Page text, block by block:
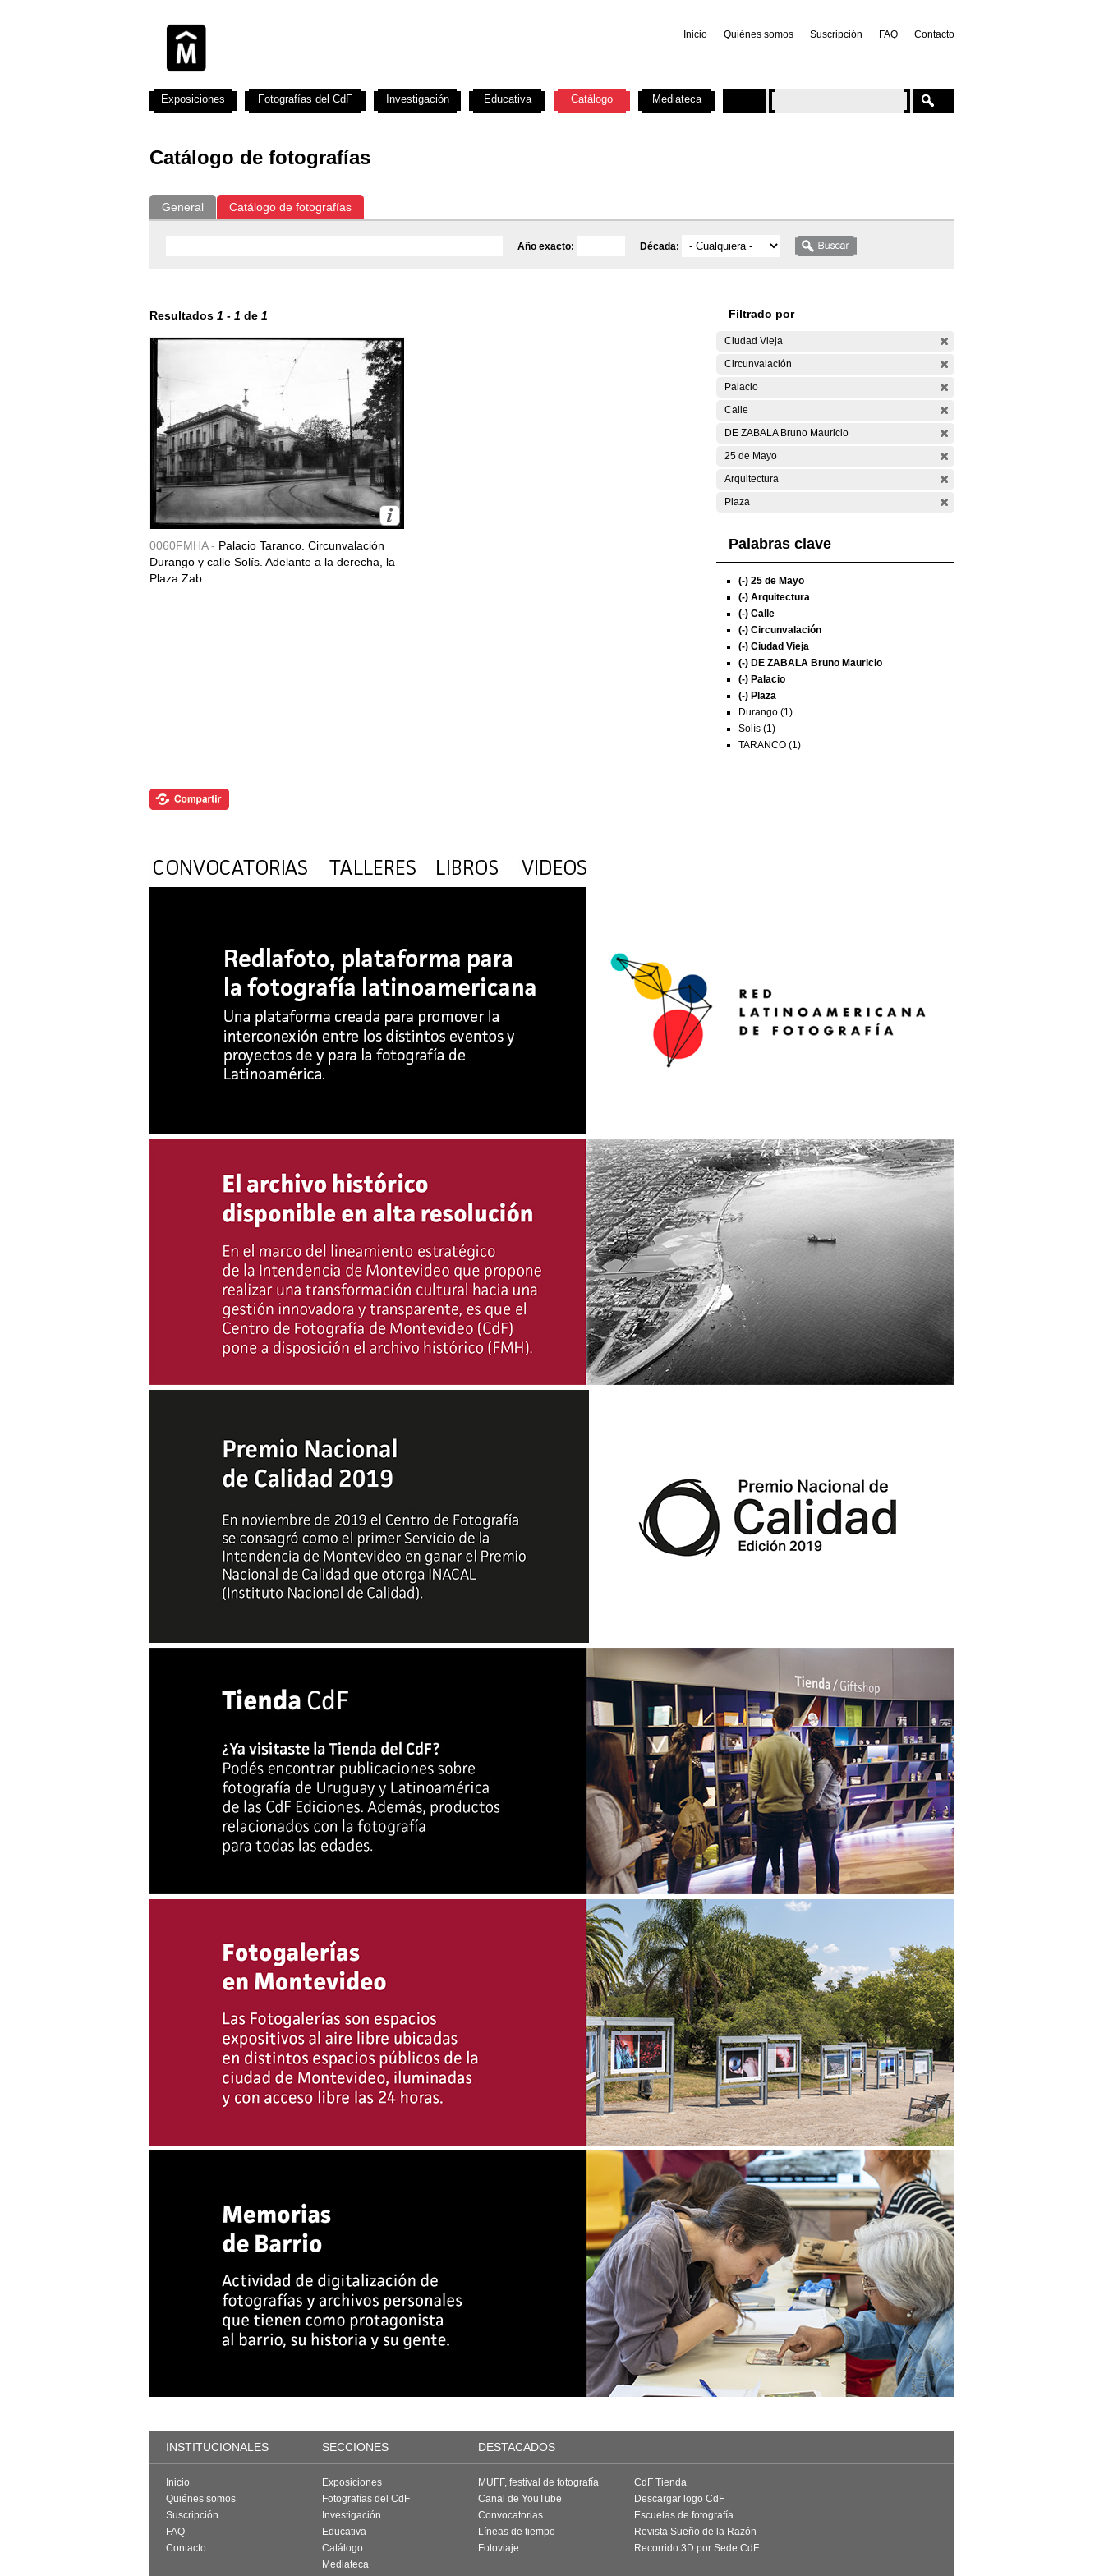
Inicio Quiénes somos Suscripción FAQ Contacto
Catálogo de fotografías
General Catálogo de fotografías
Año exacto: Década:
Resultados 1 - 1 de 1
0060FMHA - Palacio Taranco. Circunvalación
Durango y calle Solís. Adelante a la derecha, la
Plaza Zab...
Filtrado por
Ciudad Vieja
Circunvalación
Palacio
Calle
DE ZABALA Bruno Mauricio
25 de Mayo
Arquitectura
Plaza
Palabras clave
(-) 25 de Mayo
(-) Arquitectura
(-) Calle
(-) Circunvalación
(-) Ciudad Vieja
(-) DE ZABALA Bruno Mauricio
(-) Palacio
(-) Plaza
Durango (1)
Solís (1)
TARANCO (1)
Exposiciones Fotografías del CdF Investigación Educativa Catálogo Mediateca
INSTITUCIONALES SECCIONES DESTACADOS
Inicio
Quiénes somos
Suscripción
FAQ
Contacto
Exposiciones
Fotografías del CdF
Investigación
Educativa
Catálogo
Mediateca
MUFF, festival de fotografía
Canal de YouTube
Convocatorias
Líneas de tiempo
Fotoviaje
CdF Tienda
Descargar logo CdF
Escuelas de fotografía
Revista Sueño de la Razón
Recorrido 3D por Sede CdF